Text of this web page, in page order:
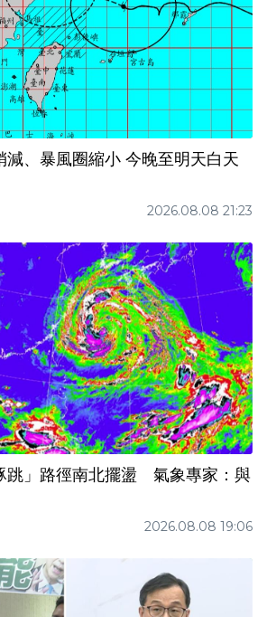
減、暴風圈縮小 今晚至明天白天
2026.08.08 21:23
跳」路徑南北擺盪 氣象專家：與
2026.08.08 19:06